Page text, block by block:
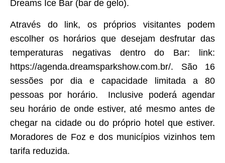
Dreams Ice Bar (bar de gelo).
Através do link, os próprios visitantes podem
escolher os horários que desejam desfrutar das
temperaturas negativas dentro do Bar: link:
https://agenda.dreamsparkshow.com.br/. São 16
sessões por dia e capacidade limitada a 80
pessoas por horário. Inclusive poderá agendar
seu horário de onde estiver, até mesmo antes de
chegar na cidade ou do próprio hotel que estiver.
Moradores de Foz e dos municípios vizinhos tem
tarifa reduzida.